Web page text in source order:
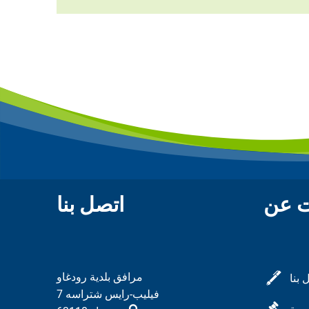
اتصل بنا
مرافق بلدية رودغاو
فيليب-رايس شتراسه 7
عن
بنا